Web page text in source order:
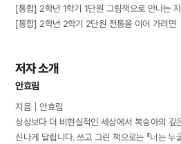
[통합] 2학년 1학기 1단원 그림책으로 만나는
[통합] 2학년 2학기 2단원 전통을 이어 가려면
저자 소개
안효림
지음｜안효림
상상보다 더 비현실적인 세상에서 복숭아의 깊
신나게 달립니다. 쓰고 그린 책으로는 『너는 누굴